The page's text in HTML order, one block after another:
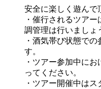
安全に楽しく遊んで
・催行されるツア
調管理は行いましょ
・酒気帯び状態で
す。
・ツアー参加中に
ってください。
・ツアー開催中は